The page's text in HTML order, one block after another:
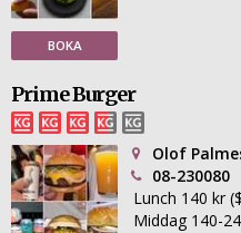
BOKA
Prime Burger
Olof
08-230080
Lunch 140 kr
Middag 140-